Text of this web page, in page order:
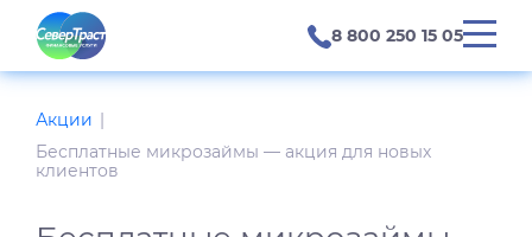
8 800 250 15 05
Акции
Бесплатные микрозаймы — акция для новых
клиентов